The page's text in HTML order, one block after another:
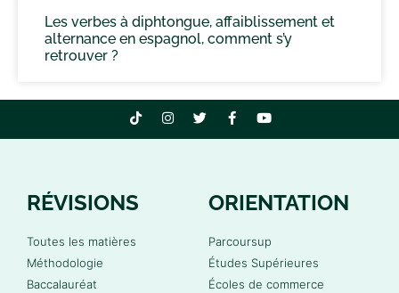
Les verbes à diphtongue, affaiblissement et
alternance en espagnol, comment s’y
retrouver ?
RÉVISIONS
Toutes les matières
Méthodologie
Baccalauréat
ORIENTATION
Parcoursup
Études Supérieures
Écoles de commerce